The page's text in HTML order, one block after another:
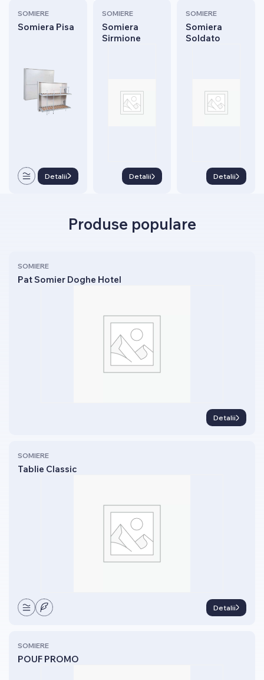
SOMIERE
Somiera Pisa
Detalii
SOMIERE
Somiera
Sirmione
Detalii
SOMIERE
Somiera
Soldato
Detalii
Produse populare
SOMIERE
Pat Somier Doghe Hotel
Detalii
SOMIERE
Tablie Classic
Detalii
SOMIERE
POUF PROMO